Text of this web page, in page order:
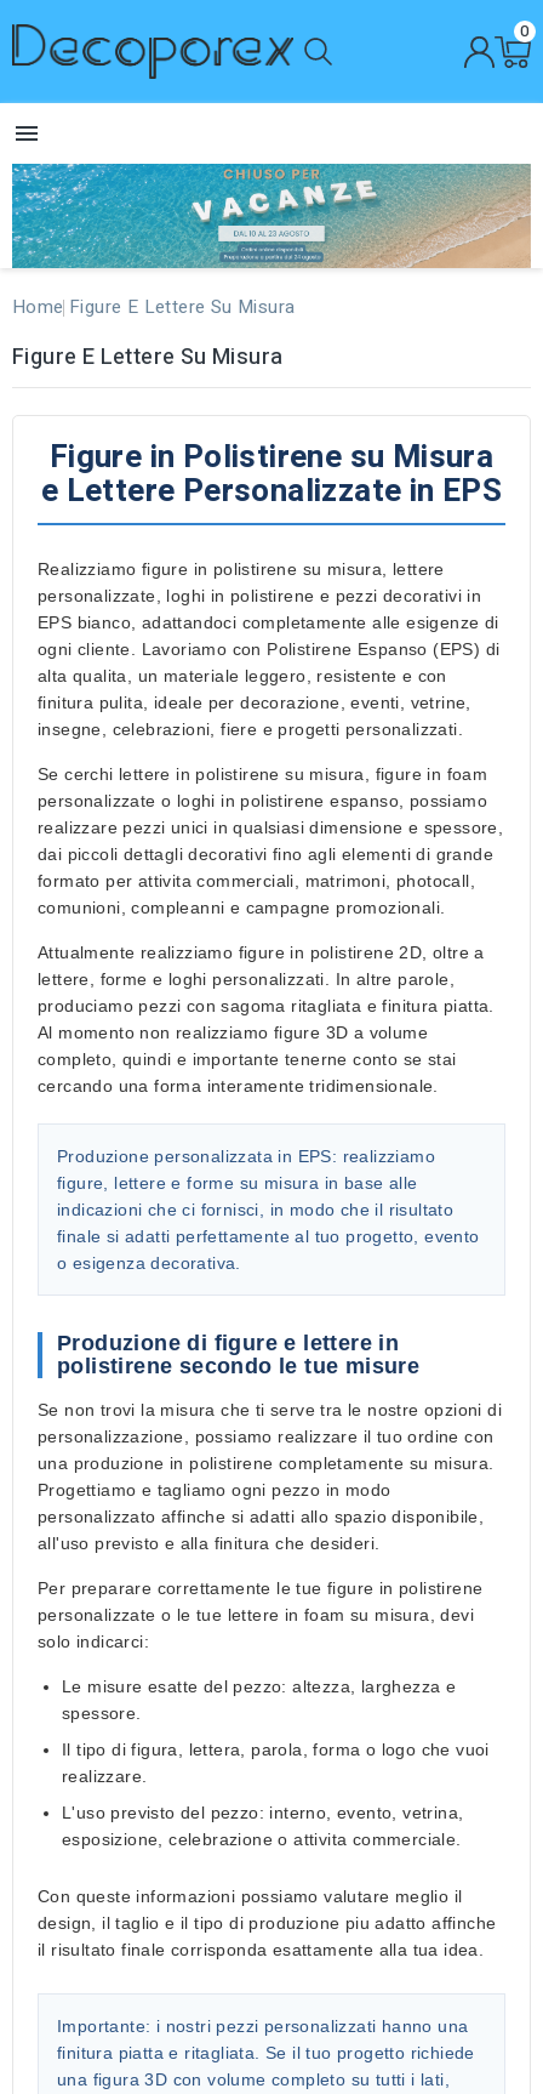
0

Home Figure E Lettere Su Misura
Figure E Lettere Su Misura
Figure in Polistirene su Misura
e Lettere Personalizzate in EPS
Realizziamo figure in polistirene su misura, lettere
personalizzate, loghi in polistirene e pezzi decorativi in
EPS bianco , adattandoci completamente alle esigenze di
ogni cliente. Lavoriamo con Polistirene Espanso (EPS) di
alta qualita
, un materiale leggero, resistente e con
finitura pulita, ideale per decorazione, eventi, vetrine,
insegne, celebrazioni, fiere e progetti personalizzati.
Se cerchi lettere in polistirene su misura
figure in foam
personalizzate o loghi in polistirene espanso , possiamo
realizzare pezzi unici in qualsiasi dimensione e spessore,
dai piccoli dettagli decorativi fino agli elementi di grande
formato per attivita commerciali, matrimoni, photocall,
comunioni, compleanni e campagne promozionali.
Attualmente realizziamo figure in polistirene 2D , oltre a
lettere, forme e loghi personalizzati. In altre parole,
produciamo pezzi consagoma ritagliata e finitura piatta
Al momento non realizziamo figure 3D a volume
completo , quindi e importante tenerne conto se stai
cercando una forma interamente tridimensionale.
Produzione personalizzata in EPS: realizziamo
figure, lettere e forme su misura in base alle
indicazioni che ci fornisci, in modo che il risultato
finale si adatti perfettamente al tuo progetto, evento
o esigenza decorativa.
Produzione di figure e lettere in
polistirene secondo le tue misure
Se non trovi la misura che ti serve tra le nostre opzioni di
personalizzazione, possiamo realizzare il tuo ordine con
una produzione in polistirene completamente su misura
Progettiamo e tagliamo ogni pezzo in modo
personalizzato affinche si adatti allo spazio disponibile,
all'uso previsto e alla finitura che desideri.
Per preparare correttamente le tue figure in polistirene
personalizzate o le tue lettere in foam su misura
, devi
solo indicarci:
Le misure esatte del pezzo: altezza, larghezza e
spessore.
Il tipo di figura, lettera, parola, forma o logo che vuoi
realizzare.
L'uso previsto del pezzo: interno, evento, vetrina,
esposizione, celebrazione o attivita commerciale.
Con queste informazioni possiamo valutare meglio il
design, il taglio e il tipo di produzione piu adatto affinche
il risultato finale corrisponda esattamente alla tua idea.
Importante: i nostri pezzi personalizzati hanno una
finitura piatta e ritagliata. Se il tuo progetto richiede
una figura 3D con volume completo su tutti i lati,